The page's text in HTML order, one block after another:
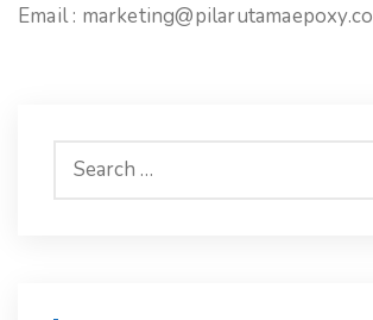
Email :